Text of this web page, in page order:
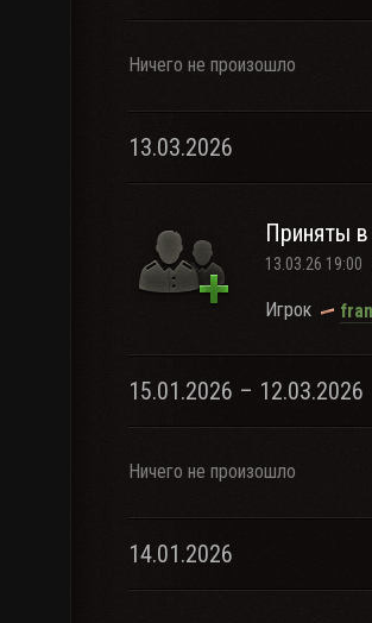
Ничего не произошло
13.03.2026
Приняты в
13.03.26 19:00
Игрок
15.01.2026 – 12.03.2026
Ничего не произошло
14.01.2026